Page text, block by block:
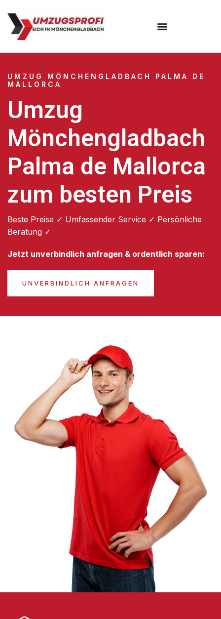
UMZUG MÖNCHENGLADBACH PALMA DE
MALLORCA
Umzug
Mönchengladbach
Palma de Mallorca
zum besten Preis
Beste Preise ✓ Umfassender Service ✓ Persönliche
Beratung ✓
Jetzt unverbindlich anfragen & ordentlich sparen:
UNVERBINDLICH ANFRAGEN